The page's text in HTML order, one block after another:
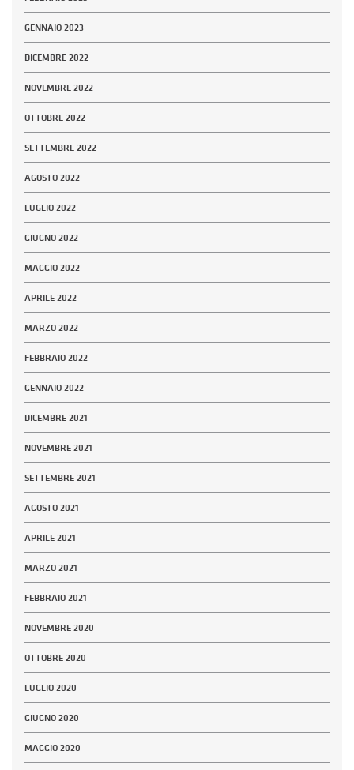
GENNAIO 2023
DICEMBRE 2022
NOVEMBRE 2022
OTTOBRE 2022
SETTEMBRE 2022
AGOSTO 2022
LUGLIO 2022
GIUGNO 2022
MAGGIO 2022
APRILE 2022
MARZO 2022
FEBBRAIO 2022
GENNAIO 2022
DICEMBRE 2021
NOVEMBRE 2021
SETTEMBRE 2021
AGOSTO 2021
APRILE 2021
MARZO 2021
FEBBRAIO 2021
NOVEMBRE 2020
OTTOBRE 2020
LUGLIO 2020
GIUGNO 2020
MAGGIO 2020